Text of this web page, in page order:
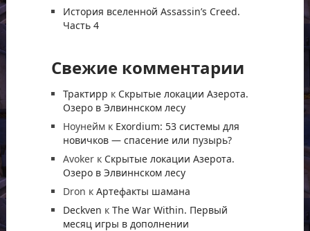
История вселенной Assassin’s Creed.
Часть 4
Свежие комментарии
Трактирр к Скрытые локации Азерота.
Озеро в Элвиннском лесу
Ноунеймк Exordium: 53 системы для
новичков — спасение или пузырь?
Avokerк Скрытые локации Азерота.
Озеро в Элвиннском лесу
Dron к Артефакты шамана
Deckven к The War Within. Первый
месяц игры в дополнении